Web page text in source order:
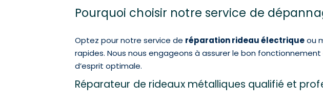
Pourquoi choisir notre service de
Optez pour notre service de réparation rideau électriqueou
rapides. Nous nous engageons à assurer le bon
d’esprit optimale.
Réparateur de rideaux métalliques qualifié et